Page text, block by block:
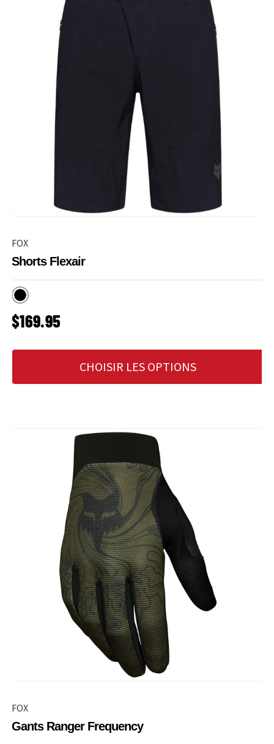
FOX
Shorts Flexair
Noir
PRIX HABITUEL
$169.95
CHOISIR LES OPTIONS
FOX
Gants Ranger Frequency